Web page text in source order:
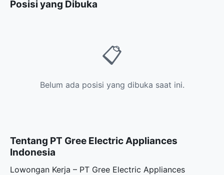
Posisi yang Dibuka
📋
Belum ada posisi yang dibuka saat ini.
Tentang PT Gree Electric Appliances
Indonesia
Lowongan Kerja – PT Gree Electric Appliances